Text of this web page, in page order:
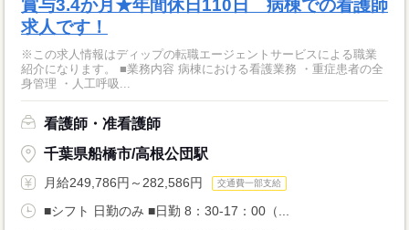
賞与3.4か月★年間休日110日 病棟での看護師
求人です！
※この求人情報はディップの転職エージェントサービスによる職業
紹介になります。 ■業務内容 病棟における看護業務 ・重症患者の全
身管理 ・人工呼吸...
看護師・准看護師
千葉県船橋市/高根公団駅
月給249,786円～282,586円 交通費一部支給
■シフト 日勤のみ ■日勤 8：30-17：00（...